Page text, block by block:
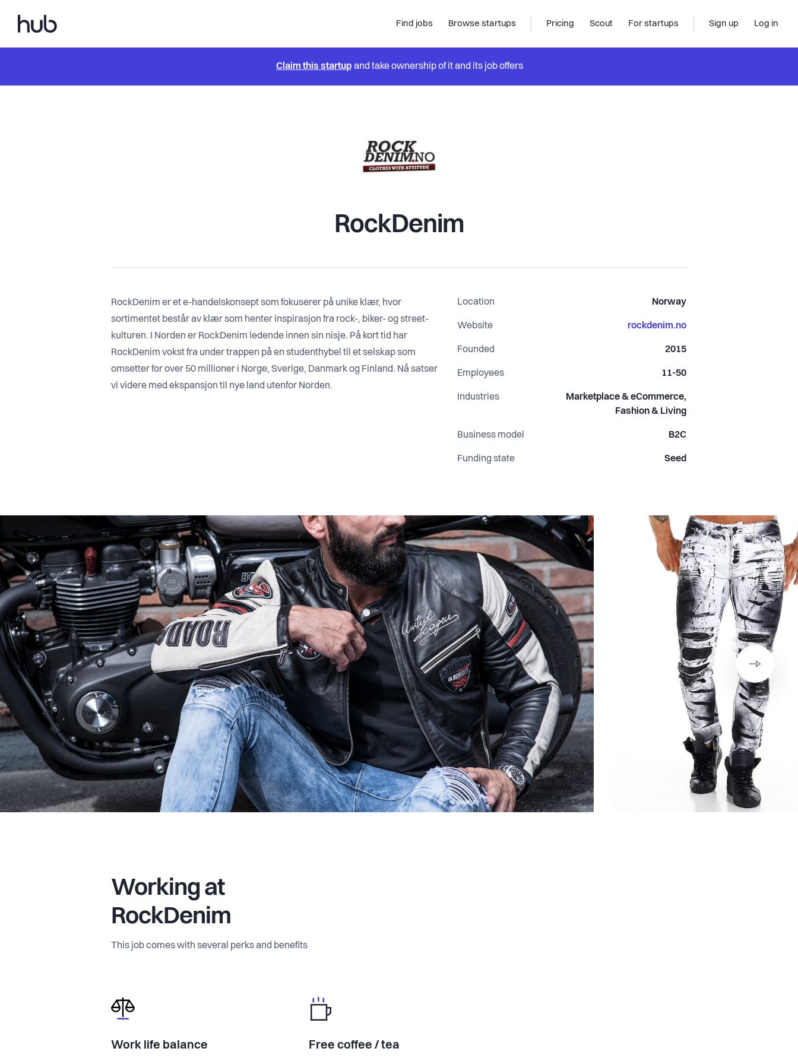
Find jobs Browse startups Pricing Scout For startups Sign up Log in
Claim this startup and take ownership of it and its job offers
RockDenim
RockDenim er et e-handelskonsept som fokuserer på unike klær, hvor
sortimentet består av klær som henter inspirasjon fra rock-, biker- og street-
kulturen. I Norden er RockDenim ledende innen sin nisje. På kort tid har
RockDenim vokst fra under trappen på en studenthybel til et selskap som
omsetter for over 50 millioner i Norge, Sverige, Danmark og Finland. Nå satser
vi videre med ekspansjon til nye land utenfor Norden.
Location Norway
Website rockdenim.no
Founded 2015
Employees 11-50
Industries
Marketplace & eCommerce,
Fashion & Living
Business model B2C
Funding state Seed
Working at
RockDenim
This job comes with several perks and benefits
Work life balance Free coffee / tea